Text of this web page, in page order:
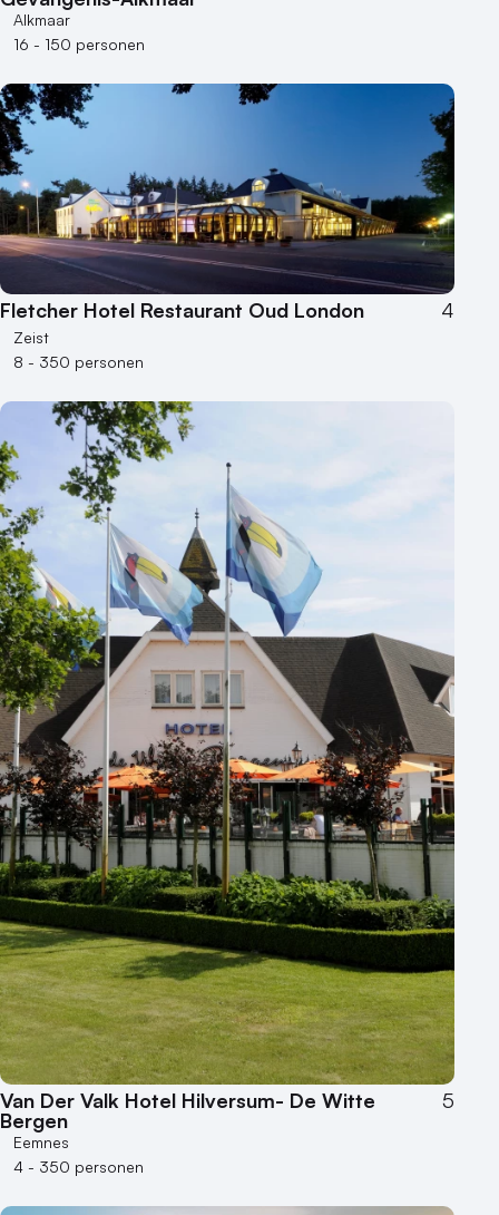
Alkmaar
16 - 150 personen
Fletcher Hotel Restaurant Oud London 4
Zeist
8 - 350 personen
Van Der Valk Hotel Hilversum- De Witte
Bergen
5
Eemnes
4 - 350 personen